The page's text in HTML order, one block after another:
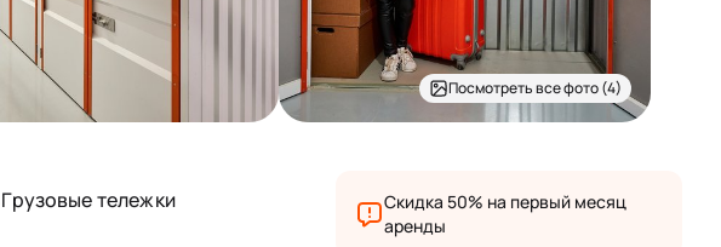
Посмотреть все фото (4)
Грузовые тележки
Скидка 50% на первый месяц
аренды